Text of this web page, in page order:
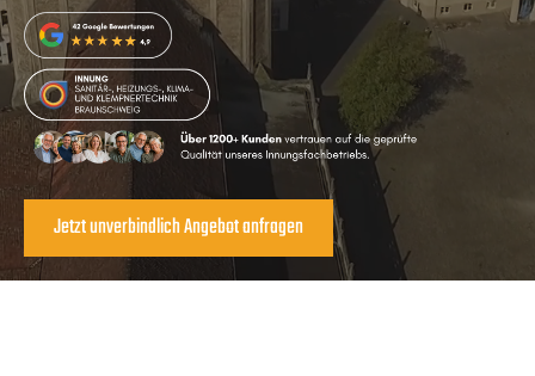
Jetzt unverbindlich Angebot anfragen